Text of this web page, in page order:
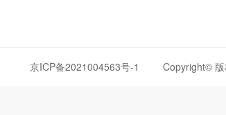
京ICP备2021004563号-1 Copyright©